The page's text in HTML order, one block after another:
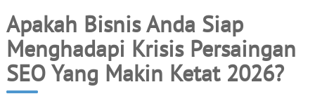
Apakah Bisnis Anda Siap
Menghadapi Krisis Persaingan
SEO Yang Makin Ketat 2026?